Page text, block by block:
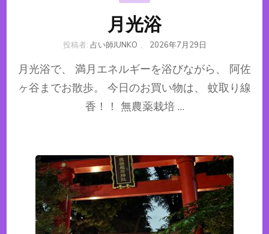
月光浴
投稿者: 占い師JUNKO 、 2026年7月29日
月光浴で、 満月エネルギーを浴びながら、 阿佐
ヶ谷までお散歩。 今日のお買い物は、 蚊取り線
香！！ 無農薬栽培 …